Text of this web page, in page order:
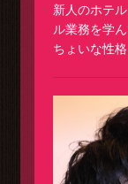
新人のホテ
ル業務を学
ちょいな性格